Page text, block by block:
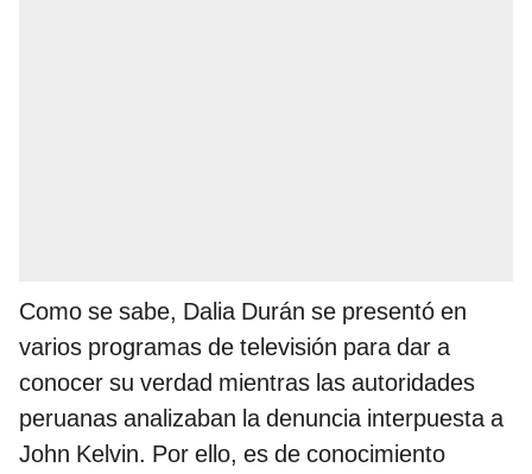
Como se sabe, Dalia Durán se presentó en
varios programas de televisión para dar a
conocer su verdad mientras las autoridades
peruanas analizaban la denuncia interpuesta a
John Kelvin. Por ello, es de conocimiento